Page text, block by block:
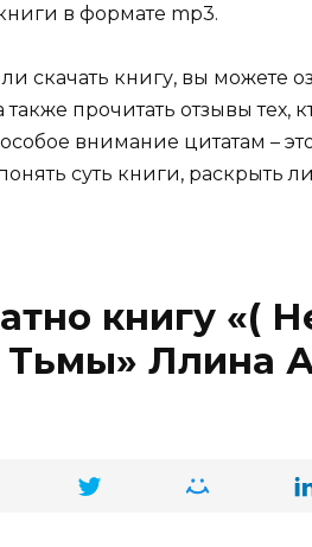
в формате mp3.
скачать книгу, вы можете
прочитать отзывы тех,
внимание цитатам –
суть книги, раскрыть
книгу «(
Тьмы» Ллина